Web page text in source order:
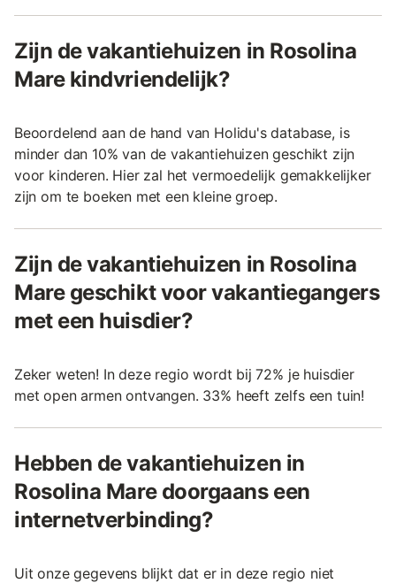
Zijn de vakantiehuizen in Rosolina
Mare kindvriendelijk?
Beoordelend aan de hand van Holidu's database, is
minder dan 10% van de vakantiehuizen geschikt zijn
voor kinderen. Hier zal het vermoedelijk gemakkelijker
zijn om te boeken met een kleine groep.
Zijn de vakantiehuizen in Rosolina
Mare geschikt voor vakantiegangers
met een huisdier?
Zeker weten! In deze regio wordt bij 72% je huisdier
met open armen ontvangen. 33% heeft zelfs een tuin!
Hebben de vakantiehuizen in
Rosolina Mare doorgaans een
internetverbinding?
Uit onze gegevens blijkt dat er in deze regio niet